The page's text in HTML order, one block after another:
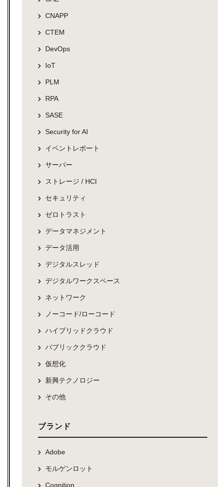
CNAPP
CTEM
DevOps
IoT
PLM
RPA
SASE
Security for AI
イベントレポート
サーバー
ストレージ / HCI
セキュリティ
ゼロトラスト
データマネジメント
データ活用
デジタルスレッド
デジタルワークスペース
ネットワーク
ノーコード/ローコード
ハイブリッドクラウド
パブリッククラウド
仮想化
新興テクノロジー
その他
ブランド
Adobe
モルゲンロット
Cognition